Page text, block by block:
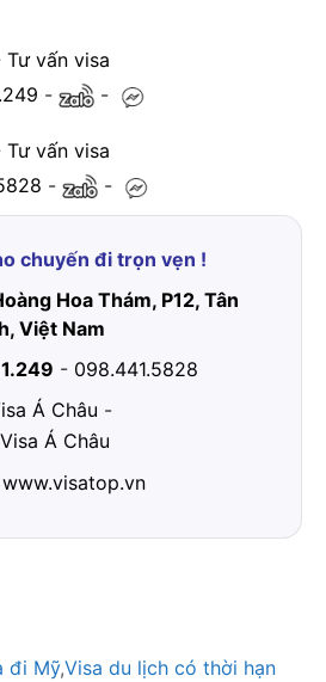
Tư vấn visa
- -
Tư vấn visa
- -
chuyến đi trọn vẹn !
Hoa Thám, P12, Tân
Việt Nam
- 098.441.5828
Á Châu -
Visa Á Châu
www.visatop.vn
đi Mỹ,Visa du lịch có thời hạn